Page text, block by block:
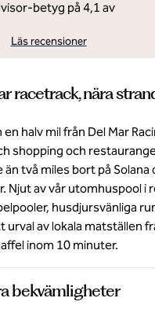
Läs recensioner
racetrack, nära
halv mil från Del Mar
shopping och
två miles bort på Solana
Njut av vår utomhuspool i
husdjursvänliga
urval av lokala matställen
inom 10 minuter.
bekvämligheter